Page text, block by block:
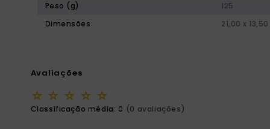
Peso (g)
125
Dimensões
21,00 x 13,50
Avaliações
☆ ☆ ☆ ☆ ☆
Classificação média: 0 (0 avaliações)